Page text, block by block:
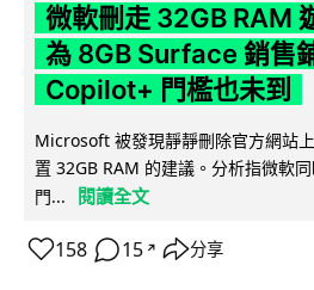
微軟刪走 32GB RAM
為 8GB Surface 銷售
Copilot+ 門檻也未到
Microsoft 被發現靜靜刪除官方網站
置 32GB RAM 的建議。分析指微軟
門...
閱讀全文
158 15 ↗ 分享